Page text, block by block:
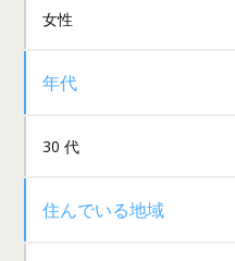
女性
年代
30 代
住んでいる地域